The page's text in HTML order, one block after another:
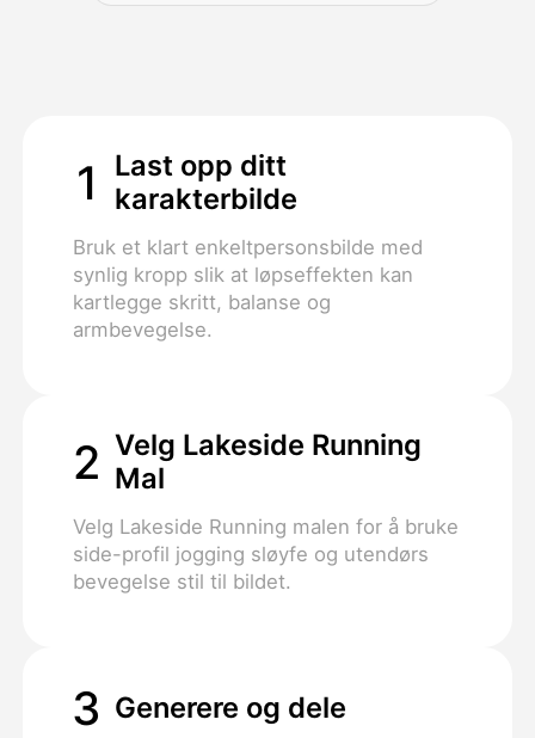
1
Last opp ditt
karakterbilde
Bruk et klart enkeltpersonsbilde med
synlig kropp slik at løpseffekten kan
kartlegge skritt, balanse og
armbevegelse.
2 Velg Lakeside Running
Mal
Velg Lakeside Running malen for å bruke
side-profil jogging sløyfe og utendørs
bevegelse stil til bildet.
3 Generere og dele